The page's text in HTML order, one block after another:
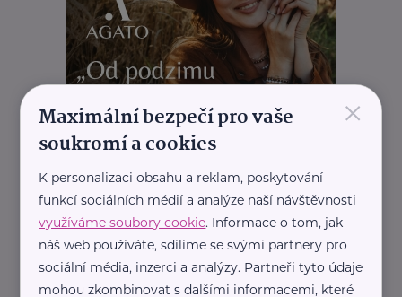
REKLAMA
×
Maximální bezpečí pro vaše
soukromí a cookies
K personalizaci obsahu a reklam, poskytování
funkcí sociálních médií a analýze naší návštěvnosti
využíváme soubory cookie. Informace o tom, jak
náš web používáte, sdílíme se svými partnery pro
sociální média, inzerci a analýzy. Partneři tyto údaje
mohou zkombinovat s dalšími informacemi, které